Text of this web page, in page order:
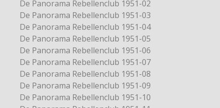
De Panorama Rebellenclub 1951-02
De Panorama Rebellenclub 1951-03
De Panorama Rebellenclub 1951-04
De Panorama Rebellenclub 1951-05
De Panorama Rebellenclub 1951-06
De Panorama Rebellenclub 1951-07
De Panorama Rebellenclub 1951-08
De Panorama Rebellenclub 1951-09
De Panorama Rebellenclub 1951-10